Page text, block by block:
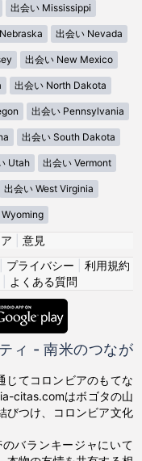
出会い Mississippi
出会い Nevada
出会い New Mexico
出会い North Dakota
出会い Pennsylvania
出会い South Dakota
Utah 出会い Vermont
出会い West Virginia
意見
プライバシー
利用規約
よくある質問
ィ - 南米のつなが
じてコロンビアのもてな
citas.comはボゴタの山
びつけ、コロンビア文化
バランキージャにいて